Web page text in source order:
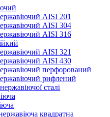
AISI 201
AISI 304
AISI 316
AISI 321
AISI 430
перфорований
рифлений
сталі
квадратна